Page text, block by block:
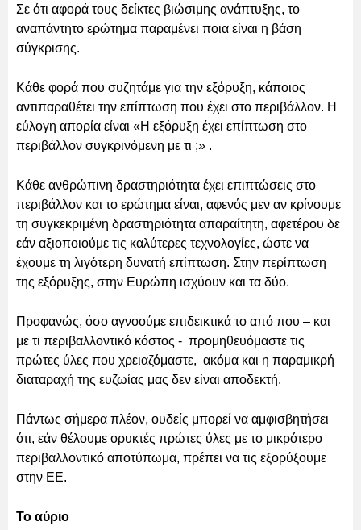
Σε ότι αφορά τους δείκτες βιώσιμης ανάπτυξης, το
αναπάντητο ερώτημα παραμένει ποια είναι η βάση
σύγκρισης.
Κάθε φορά που συζητάμε για την εξόρυξη, κάποιος
αντιπαραθέτει την επίπτωση που έχει στο περιβάλλον. Η
εύλογη απορία είναι «Η εξόρυξη έχει επίπτωση στο
περιβάλλον συγκρινόμενη με τι ;» .
Κάθε ανθρώπινη δραστηριότητα έχει επιπτώσεις στο
περιβάλλον και το ερώτημα είναι, αφενός μεν αν κρίνουμε
τη συγκεκριμένη δραστηριότητα απαραίτητη, αφετέρου δε
εάν αξιοποιούμε τις καλύτερες τεχνολογίες, ώστε να
έχουμε τη λιγότερη δυνατή επίπτωση. Στην περίπτωση
της εξόρυξης, στην Ευρώπη ισχύουν και τα δύο.
Προφανώς, όσο αγνοούμε επιδεικτικά το από που – και
με τι περιβαλλοντικό κόστος - προμηθευόμαστε τις
πρώτες ύλες που χρειαζόμαστε, ακόμα και η παραμικρή
διαταραχή της ευζωίας μας δεν είναι αποδεκτή.
Πάντως σήμερα πλέον, ουδείς μπορεί να αμφισβητήσει
ότι, εάν θέλουμε ορυκτές πρώτες ύλες με το μικρότερο
περιβαλλοντικό αποτύπωμα, πρέπει να τις εξορύξουμε
στην ΕΕ.
Το αύριο